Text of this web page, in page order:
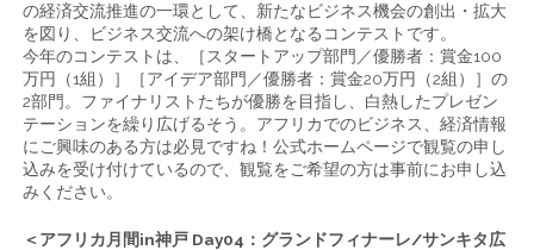
の経済交流推進の一環として、新たなビジネス機会の創出・拡大
を図り、ビジネス交流への架け橋となるコンテストです。
今年のコンテストは、［スタートアップ部門／優勝者：賞金100
万円（1組）］［アイデア部門／優勝者：賞金20万円（2組）］の
2部門。ファイナリストたちが優勝を目指し、白熱したプレゼン
テーションを繰り広げるそう。アフリカでのビジネス、経済情報
にご興味のある方は必見ですね！公式ホームページで観覧の申し
込みを受け付けているので、観覧をご希望の方は事前にお申し込
みください。
＜アフリカ月間in神戸 Day04：グランドフィナーレ/サンキタ広